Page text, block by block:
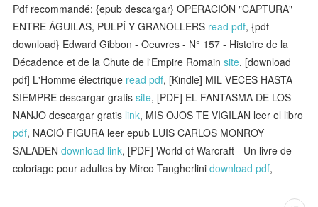
Pdf recommandé: {epub descargar} OPERACIÓN "CAPTURA"
ENTRE ÁGUILAS, PULPÍ Y GRANOLLERS read pdf, {pdf
download} Edward Gibbon - Oeuvres - N° 157 - Histoire de la
Décadence et de la Chute de l'Empire Romainsite, [download
pdf] L'Homme électrique read pdf, [Kindle] MIL VECES HASTA
SIEMPRE descargar gratissite, [PDF] EL FANTASMA DE LOS
NANJO descargar gratis link, MIS OJOS TE VIGILAN leer el libro
pdf, NACIÓ FIGURA leer epub LUIS CARLOS MONROY
SALADENdownload link, [PDF] World of Warcraft - Un livre de
coloriage pour adultes by Mirco Tangherlinidownload pdf,